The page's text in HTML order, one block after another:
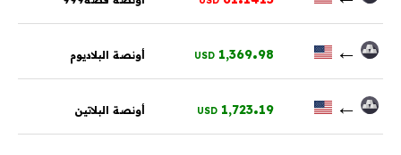
←
1,369.98
USD أونصة البلاديوم
←
1,723.19
USD أونصة البلاتين